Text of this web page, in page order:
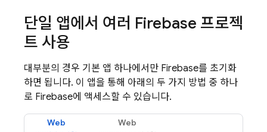
단일 앱에서 여러 Firebase 프로젝
트 사용
대부분의 경우 기본 앱 하나에서만 Firebase를 초기화
하면 됩니다. 이 앱을 통해 아래의 두 가지 방법 중 하나
로 Firebase에 액세스할 수 있습니다.
Web Web